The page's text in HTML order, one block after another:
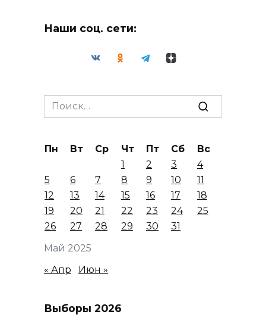
Наши соц. сети:
Search
for:
Май 2025
Пн Вт Ср Чт Пт Сб
Вс
1
2 3
4
5
6 7 8 9 10
11
12
13 14 15 16 17
18
19
20 21 22 23 24
25
26
27 28 29 30 31
« Апр Июн »
Выборы 2026